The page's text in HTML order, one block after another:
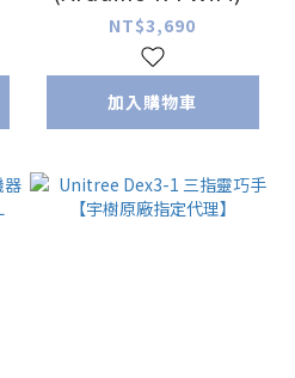
AI、C語言、機器人入
門、物聯網)
NT$3,690
加入購物車